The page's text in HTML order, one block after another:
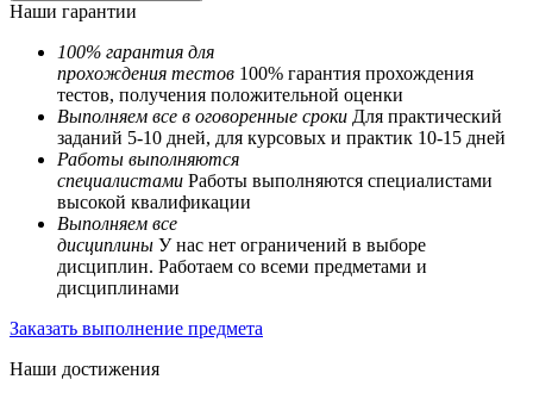
Наши гарантии
100% гарантия для
прохождения тестов 100% гарантия прохождения
тестов, получения положительной оценки
Выполняем все в оговоренные сроки Для практический
заданий 5-10 дней, для курсовых и практик 10-15 дней
Работы выполняются
специалистами Работы выполняются специалистами
высокой квалификации
Выполняем все
дисциплины У нас нет ограничений в выборе
дисциплин. Работаем со всеми предметами и
дисциплинами
Заказать выполнение предмета
Наши достижения